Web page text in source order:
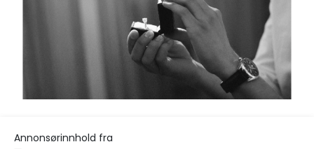
Annonsørinnhold fra